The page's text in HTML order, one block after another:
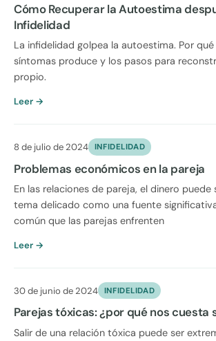
Cómo Recuperar la Autoestima
Infidelidad
La infidelidad golpea la autoestima. Por
síntomas produce y los pasos para
propio.
Leer →
8 de julio de 2024 INFIDELIDAD
Problemas económicos en la pareja
En las relaciones de pareja, el dinero
tema delicado como una fuente
común que las parejas enfrenten
Leer →
30 de junio de 2024 INFIDELIDAD
Parejas tóxicas: ¿por qué nos cuesta
Salir de una relación tóxica puede ser